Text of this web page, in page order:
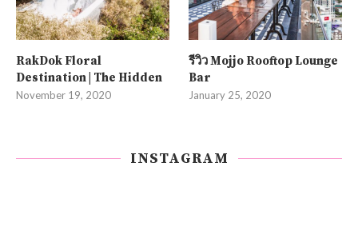
RakDok Floral
Destination | The Hidden
November 19, 2020
รีวิว Mojjo Rooftop Lounge
Bar
January 25, 2020
INSTAGRAM